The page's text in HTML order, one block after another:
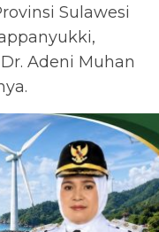
Sulawesi
Adeni Muhan